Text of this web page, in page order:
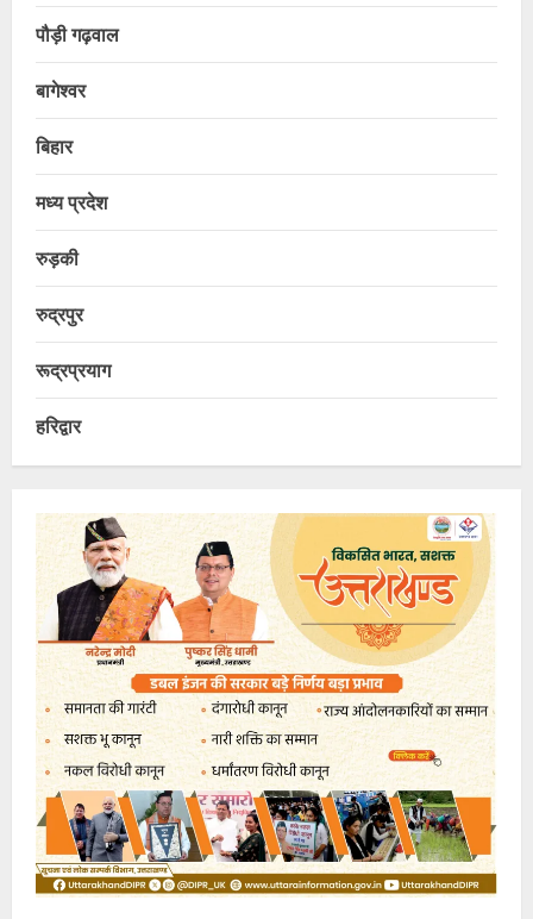
पौड़ी गढ़वाल
बागेश्वर
बिहार
मध्य प्रदेश
रुड़की
रुद्रपुर
रूद्रप्रयाग
हरिद्वार